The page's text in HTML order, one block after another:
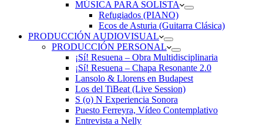
MÚSICA PARA SOLISTA
Refugiados (PIANO)
Ecos de Asturia (Guitarra Clásica)
PRODUCCIÓN AUDIOVISUAL
PRODUCCIÓN PERSONAL
¡Sí! Resuena – Obra Multidisciplinaria
¡Sí! Resuena – Chapa Resonante 2.0
Lansolo & Llorens en Budapest
Los del TiBeat (Live Session)
S (o) N Experiencia Sonora
Puesto Ferreyra, Vídeo Contemplativo
Entrevista a Nelly